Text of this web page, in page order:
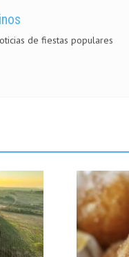
de fiestas populares